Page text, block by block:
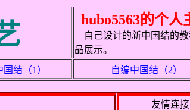
hubo5563的个人
自己设计的新中国结的
品展示。
结（1） 自编中国结（2）
友情连接